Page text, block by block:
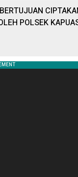
POLSEK